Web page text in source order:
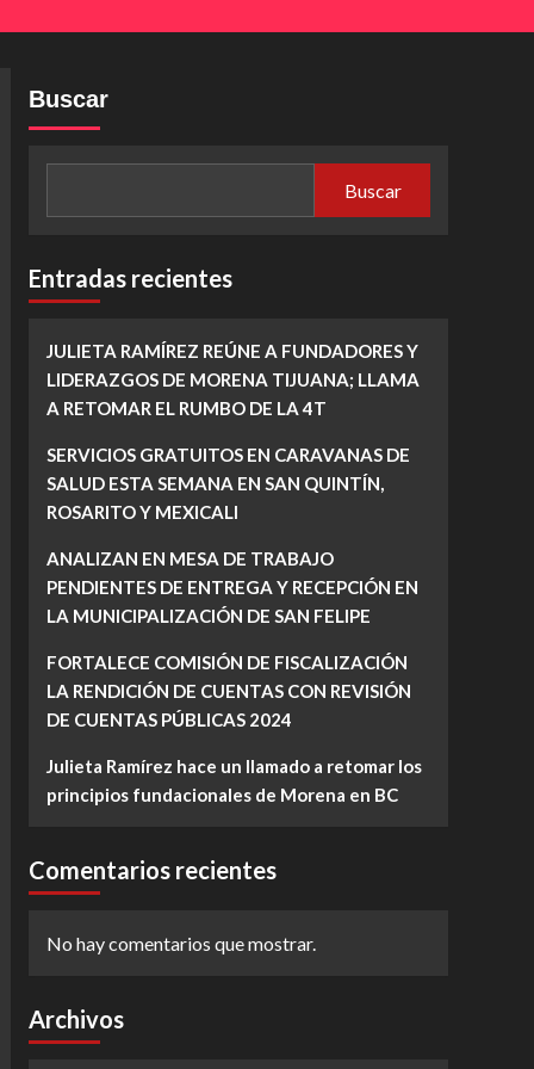
Buscar
Buscar
Entradas recientes
JULIETA RAMÍREZ REÚNE A FUNDADORES Y
LIDERAZGOS DE MORENA TIJUANA; LLAMA
A RETOMAR EL RUMBO DE LA 4T
SERVICIOS GRATUITOS EN CARAVANAS DE
SALUD ESTA SEMANA EN SAN QUINTÍN,
ROSARITO Y MEXICALI
ANALIZAN EN MESA DE TRABAJO
PENDIENTES DE ENTREGA Y RECEPCIÓN EN
LA MUNICIPALIZACIÓN DE SAN FELIPE
FORTALECE COMISIÓN DE FISCALIZACIÓN
LA RENDICIÓN DE CUENTAS CON REVISIÓN
DE CUENTAS PÚBLICAS 2024
Julieta Ramírez hace un llamado a retomar los
principios fundacionales de Morena en BC
Comentarios recientes
No hay comentarios que mostrar.
Archivos